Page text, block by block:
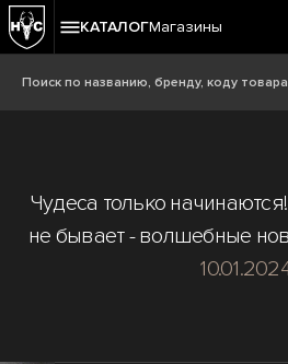
КАТАЛОГМагазины
Чудеса только
не бывает - волшебные